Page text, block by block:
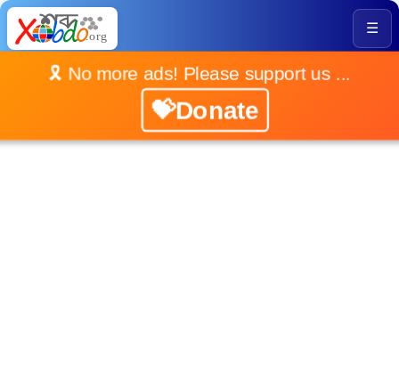
☰
🎗️ No more ads! Please support us ...
💝Donate